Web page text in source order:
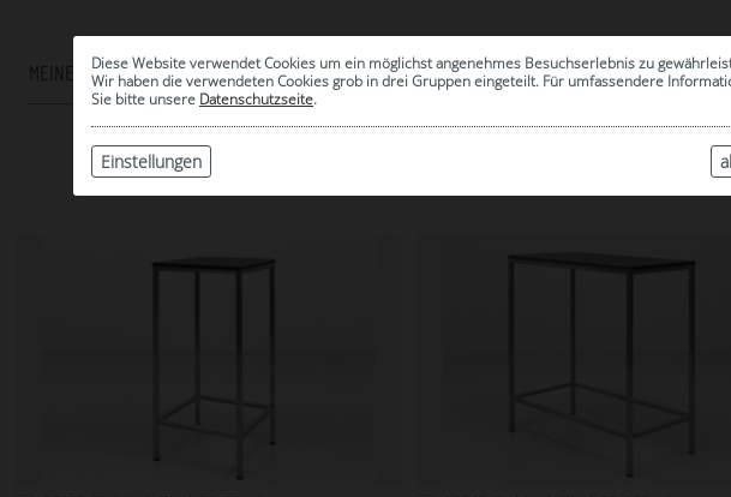
Diese Website verwendet Cookies um ein möglichst angenehmes Besuchserlebnis zu
Wir haben die verwendeten Cookies grob in drei Gruppen eingeteilt. Für umfassendere
Sie bitte unsere Datenschutzseite.
Einstellungen
MEINE AUSWAHL
0
| ARCHIV